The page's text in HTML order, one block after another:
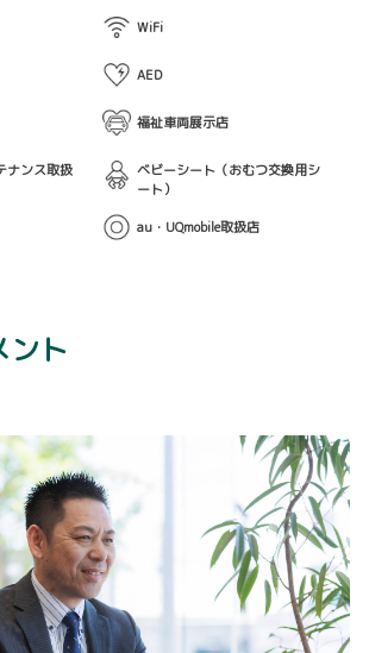
WiFi
AED
福祉車両展示店
ナンス取扱
ベビーシート（おむつ交換用シ
ート）
au・UQmobile取扱店
ント